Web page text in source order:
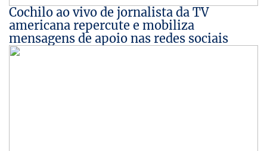
Cochilo ao vivo de jornalista da TV
americana repercute e mobiliza
mensagens de apoio nas redes sociais